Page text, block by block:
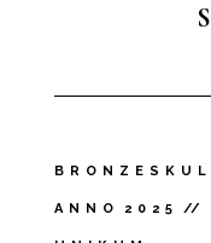
B R O N Z E S K U
A N N O 2 0 2 5 //